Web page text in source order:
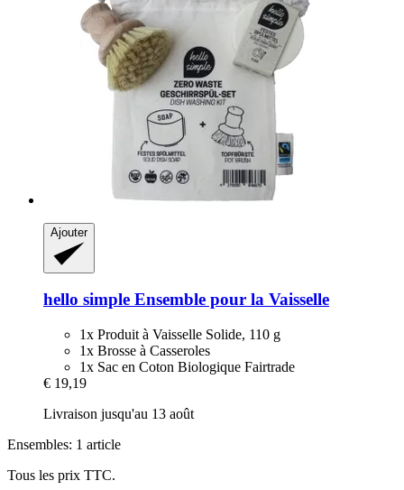
Ajouter
hello simple Ensemble pour la Vaisselle
1x Produit à Vaisselle Solide, 110 g
1x Brosse à Casseroles
1x Sac en Coton Biologique Fairtrade
€ 19,19
Livraison jusqu'au 13 août
Ensembles: 1 article
Tous les prix TTC.